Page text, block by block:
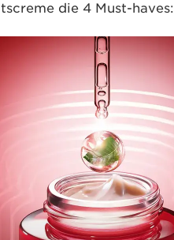
die 4 Must-haves: